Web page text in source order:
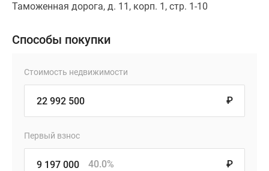
Таможенная дорога, д. 11, корп. 1, стр. 1-10
Способы покупки
Стоимость недвижимости
₽
Первый взнос
₽
40.0%